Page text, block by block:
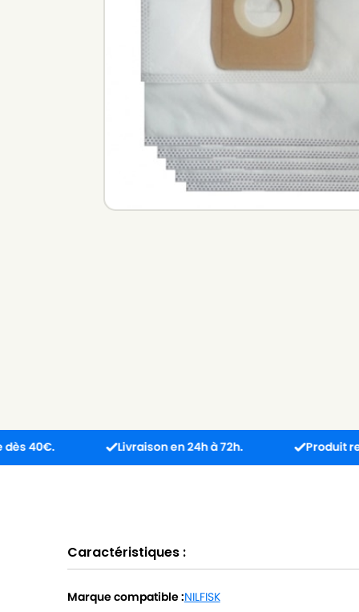
Livraison en 24h à 72h. Produit reçu
Caractéristiques :
Marque compatible :NILFISK